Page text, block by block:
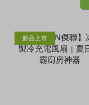
新品上市